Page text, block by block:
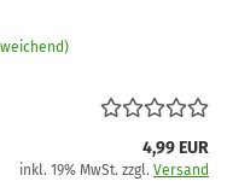
4,99 EUR
inkl. 19% MwSt. zzgl. Versand